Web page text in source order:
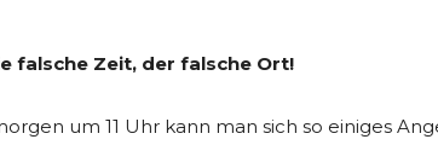
falsche Zeit, der falsche Ort!
um 11 Uhr kann man sich so einiges